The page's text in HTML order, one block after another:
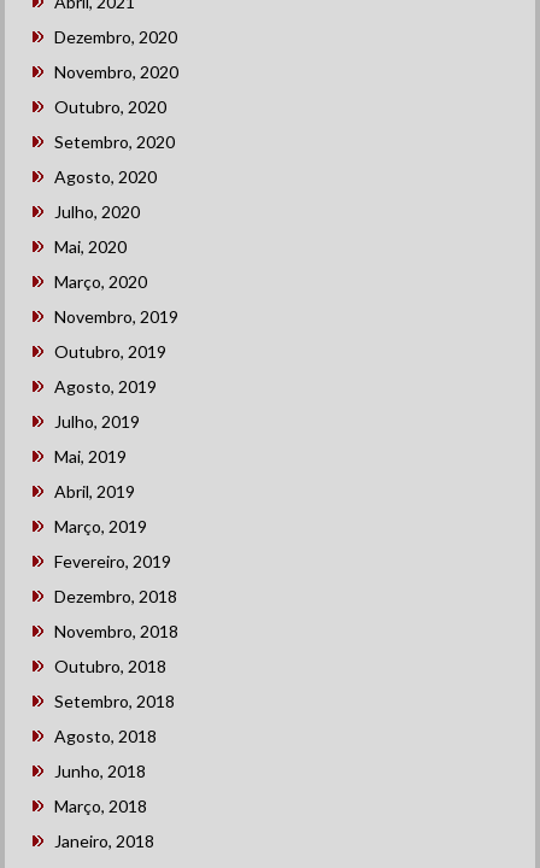
Dezembro, 2020
Novembro, 2020
Outubro, 2020
Setembro, 2020
Agosto, 2020
Julho, 2020
Mai, 2020
Março, 2020
Novembro, 2019
Outubro, 2019
Agosto, 2019
Julho, 2019
Mai, 2019
Abril, 2019
Março, 2019
Fevereiro, 2019
Dezembro, 2018
Novembro, 2018
Outubro, 2018
Setembro, 2018
Agosto, 2018
Junho, 2018
Março, 2018
Janeiro, 2018